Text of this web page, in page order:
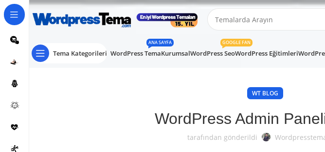
Tema Kategorileri WordPress Tema
ANA SAYFA
KurumsalWordPress Seo
GOOGLE FAN
WordPress Eğitimleri
WT BLOG
WordPress Admin
tarafından gönderildi